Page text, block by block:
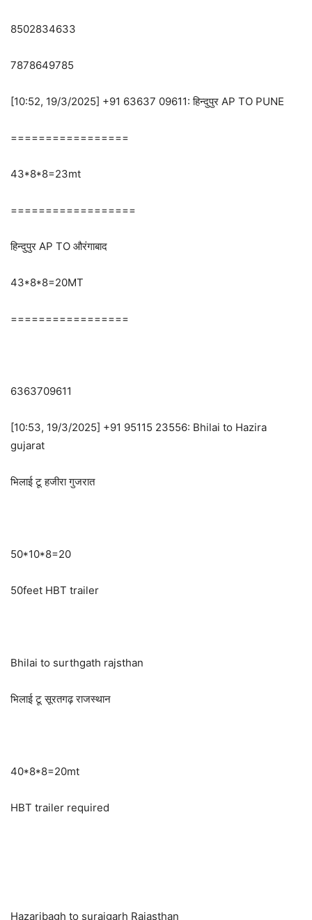
8502834633
7878649785
[10:52, 19/3/2025] +91 63637 09611: हिन्दुपुर AP TO PUNE
=================
43*8*8=23mt
==================
हिन्दुपुर AP TO औरंगाबाद
43*8*8=20MT
=================
6363709611
[10:53, 19/3/2025] +91 95115 23556: Bhilai to Hazira
gujarat
भिलाई टू हजीरा गुजरात
50*10*8=20
50feet HBT trailer
Bhilai to surthgath rajsthan
भिलाई टू सूरतगढ़ राजस्थान
40*8*8=20mt
HBT trailer required
Hazaribagh to surajgarh Rajasthan